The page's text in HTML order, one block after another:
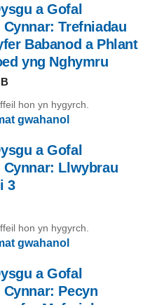
a Gofal
Trefniadau
Babanod a Phlant
yng Nghymru
hon yn hygyrch.
gwahanol
a Gofal
Cynnar: Llwybrau
3
hon yn hygyrch.
gwahanol
a Gofal
Pecyn